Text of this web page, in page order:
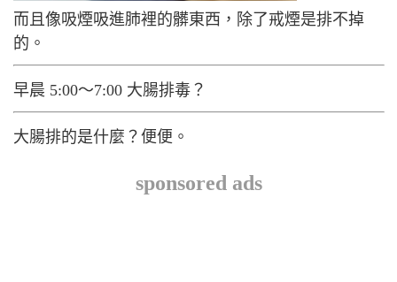
而且像吸煙吸進肺裡的髒東西，除了戒煙是排不掉
的。
早晨 5:00～7:00 大腸排毒？
大腸排的是什麼？便便。
sponsored ads